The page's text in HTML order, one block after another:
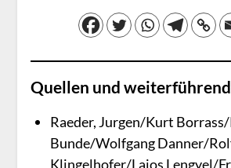
Quellen und
Raeder, Jurgen/Kurt
Bunde/Wolfgang Danner/
Klingelhofer/Lajos Lengyel/